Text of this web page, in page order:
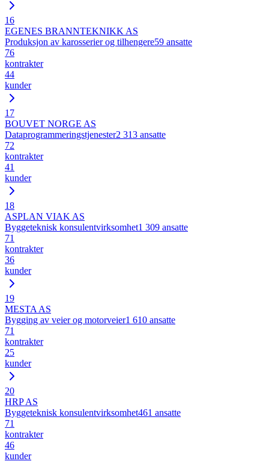
16
EGENES BRANNTEKNIKK AS
Produksjon av karosserier og tilhengere59 ansatte
76
kontrakter
44
kunder
17
BOUVET NORGE AS
Dataprogrammeringstjenester2 313 ansatte
72
kontrakter
41
kunder
18
ASPLAN VIAK AS
Byggeteknisk konsulentvirksomhet1 309 ansatte
71
kontrakter
36
kunder
19
MESTA AS
Bygging av veier og motorveier1 610 ansatte
71
kontrakter
25
kunder
20
HRP AS
Byggeteknisk konsulentvirksomhet461 ansatte
71
kontrakter
46
kunder